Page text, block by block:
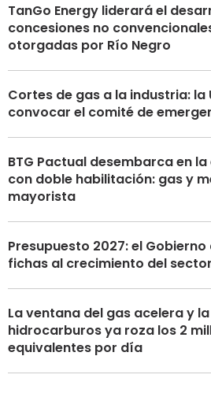
TanGo Energy liderará el
concesiones no
otorgadas por Río Negro
Cortes de gas a la industria: la
convocar el comité de
BTG Pactual desembarca en
con doble habilitación: gas y
mayorista
Presupuesto 2027: el
fichas al crecimiento del
La ventana del gas acelera y
hidrocarburos ya roza los 2
equivalentes por día